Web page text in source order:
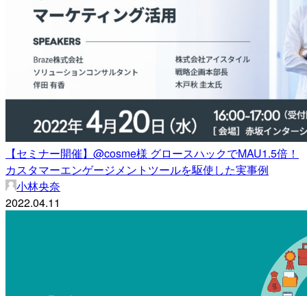
【セミナー開催】@cosme様 グロースハックでMAU1.5倍！
カスタマーエンゲージメントツールを駆使した実事例
小林央奈
2022.04.11